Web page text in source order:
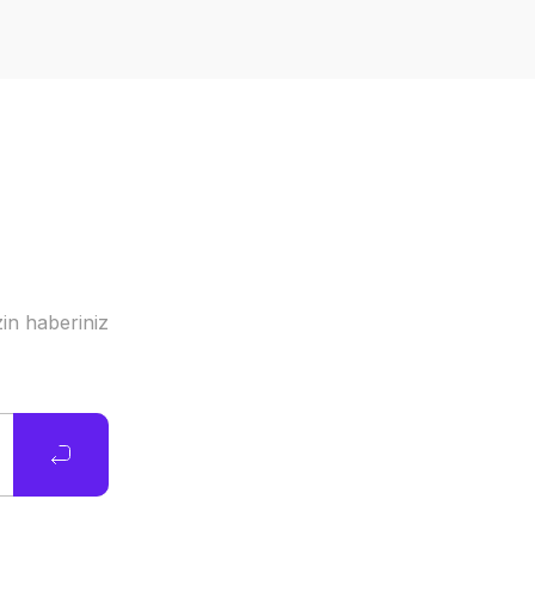
haberiniz